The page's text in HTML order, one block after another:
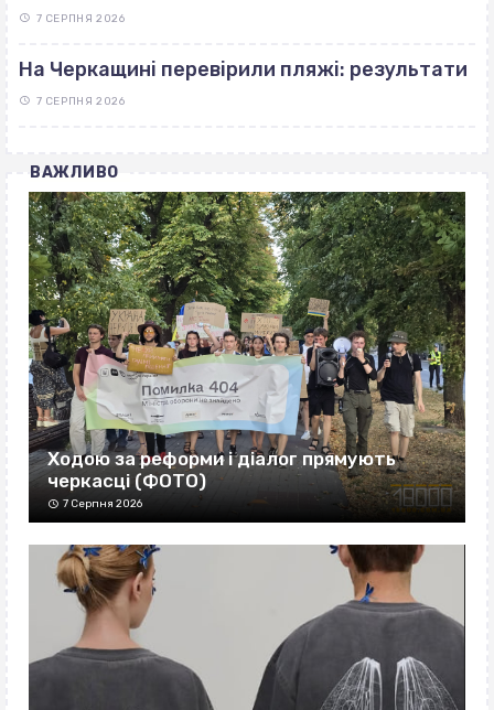
7 СЕРПНЯ 2026
На Черкащині перевірили пляжі: результати
7 СЕРПНЯ 2026
ВАЖЛИВО
Ходою за реформи і діалог прямують
черкасці (ФОТО)
7 Серпня 2026